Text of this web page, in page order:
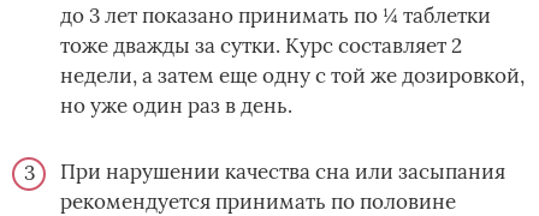
до 3 лет показано принимать по ¼ таблетки
тоже дважды за сутки. Курс составляет 2
недели, а затем еще одну с той же дозировкой,
но уже один раз в день.
При нарушении качества сна или засыпания
рекомендуется принимать по половине